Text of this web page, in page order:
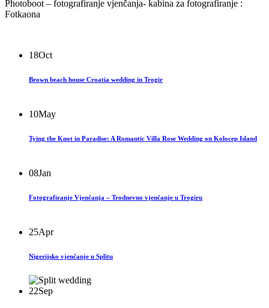
Photoboot – fotografiranje vjenčanja- kabina za fotografiranje :
Fotkaona
18Oct
Brown beach house Croatia wedding in Trogir
10May
Tying the Knot in Paradise: A Romantic Villa Rose Wedding on Kolocep Island
08Jan
Fotografiranje Vjenčanja – Trodnevno vjenčanje u Trogiru
25Apr
Nigerijsko vjenčanje u Splitu
22Sep